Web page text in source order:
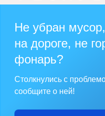
Не убран
на дороге, не
фонарь?
Столкнулись с
сообщите о ней!